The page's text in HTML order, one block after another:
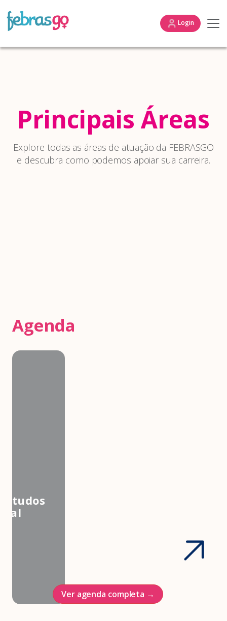
Login
Principais Áreas
Explore todas as áreas de atuação da FEBRASGO
e descubra como podemos apoiar sua carreira.
Agenda
Associação Brasileira de Estudos
Ver agenda completa →